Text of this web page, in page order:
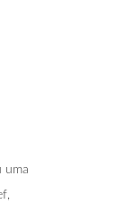
uma